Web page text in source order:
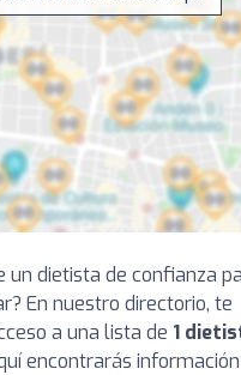
un dietista de confianza
En nuestro directorio, te
a una lista de 1
encontrarás